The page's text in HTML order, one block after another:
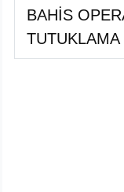
BAHİS
TUTUKLAMA